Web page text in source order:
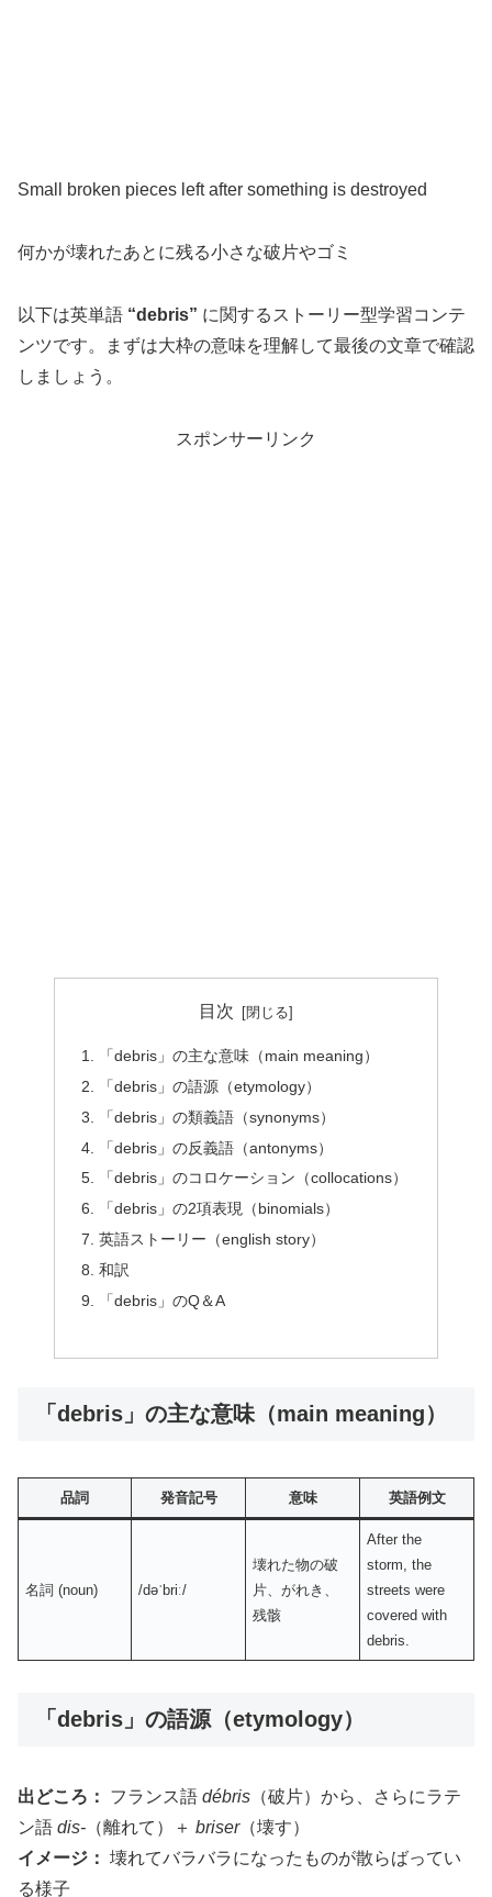
Small broken pieces left after something is destroyed
何かが壊れたあとに残る小さな破片やゴミ
以下は英単語 “debris” に関するストーリー型学習コンテ
ンツです。まずは大枠の意味を理解して最後の文章で確認
しましょう。
スポンサーリンク
目次
「debris」の主な意味（main meaning）
「debris」の語源（etymology）
「debris」の類義語（synonyms）
「debris」の反義語（antonyms）
「debris」のコロケーション（collocations）
「debris」の2項表現（binomials）
英語ストーリー（english story）
和訳
「debris」のQ＆A
「debris」の主な意味（main meaning）
品詞 発音記号 意味 英語例文
名詞 (noun) /dəˈbriː/
壊れた物の破
片、がれき、
残骸
After the
storm, the
streets were
covered with
debris.
「debris」の語源（etymology）
出どころ： フランス語 débris （破片）から、さらにラテ
ン語 dis- （離れて）＋ briser（壊す）
イメージ： 壊れてバラバラになったものが散らばってい
る様子